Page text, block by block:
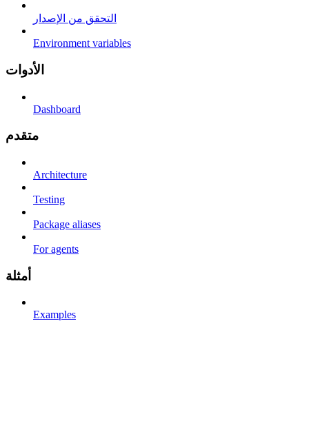
التحقق من الإصدار
Environment variables
الأدوات
Dashboard
متقدم
Architecture
Testing
Package aliases
For agents
أمثلة
Examples